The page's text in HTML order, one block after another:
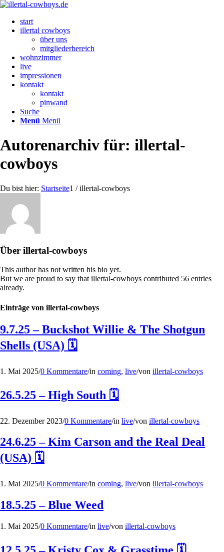
start
illertal cowboys
über uns
mitgliederbereich
wohnzimmer
live
impressionen
kontakt
kontakt
pinwand
Suche
Menü Menü
Autorenarchiv für: illertal-
cowboys
Du bist hier: Startseite1 / illertal-cowboys
Über illertal-cowboys
This author has not written his bio yet.
But we are proud to say that illertal-cowboys contributed 56 entries
already.
Einträge von illertal-cowboys
9.7.25 – Buckshot Willie & The Shotgun
Shells (USA) 🗓
1. Mai 2025/0 Kommentare/in coming, live/von illertal-cowboys
26.5.25 – High South 🗓
22. Dezember 2023/0 Kommentare/in live/von illertal-cowboys
24.6.25 – Kim Carson and the Real Deal
(USA) 🗓
1. Mai 2025/0 Kommentare/in coming, live/von illertal-cowboys
18.5.25 – Blue Weed
1. Mai 2025/0 Kommentare/in live/von illertal-cowboys